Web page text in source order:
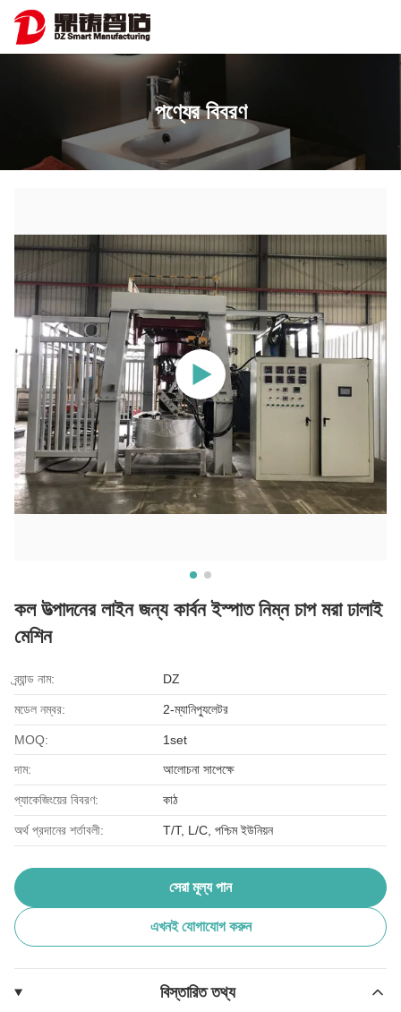
পণ্যের বিবরণ
কল উত্পাদনের লাইন জন্য কার্বন ইস্পাত নিম্ন চাপ মরা ঢালাই
মেশিন
ব্র্যান্ড নাম: DZ
মডেল নম্বর: 2-ম্যানিপ্যুলেটর
MOQ: 1set
দাম: আলোচনা সাপেক্ষে
প্যাকেজিংয়ের বিবরণ: কাঠ
অর্থ প্রদানের শর্তাবলী: T/T, L/C, পশ্চিম ইউনিয়ন
সেরা মূল্য পান
এখনই যোগাযোগ করুন
বিস্তারিত তথ্য